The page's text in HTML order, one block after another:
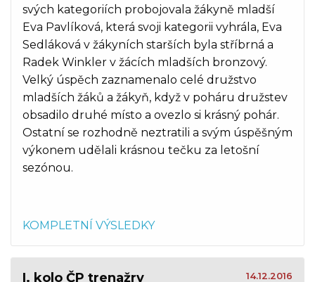
svých kategoriích probojovala žákyně mladší
Eva Pavlíková, která svoji kategorii vyhrála, Eva
Sedláková v žákyních starších byla stříbrná a
Radek Winkler v žácích mladších bronzový.
Velký úspěch zaznamenalo celé družstvo
mladších žáků a žákyň, když v poháru družstev
obsadilo druhé místo a ovezlo si krásný pohár.
Ostatní se rozhodně neztratili a svým úspěšným
výkonem udělali krásnou tečku za letošní
sezónou.
KOMPLETNÍ VÝSLEDKY
I. kolo ČP trenažry 14.12.2016